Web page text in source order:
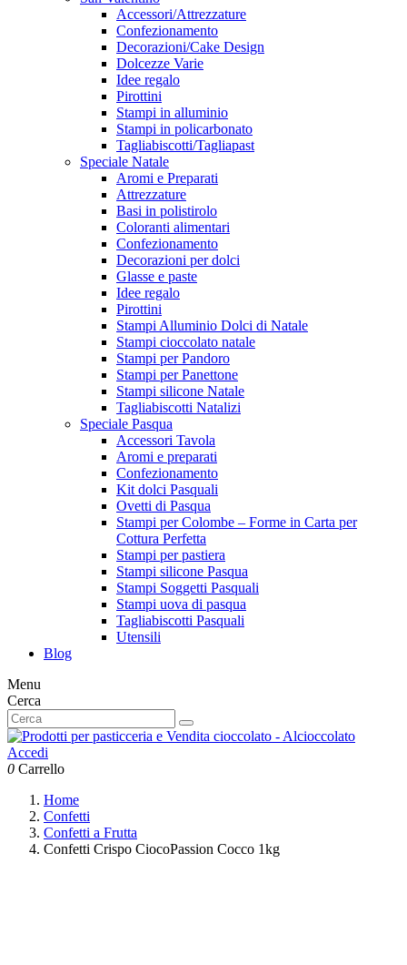
Accessori/Attrezzature
Confezionamento
Decorazioni/Cake Design
Dolcezze Varie
Idee regalo
Pirottini
Stampi in alluminio
Stampi in policarbonato
Tagliabiscotti/Tagliapast
Speciale Natale
Aromi e Preparati
Attrezzature
Basi in polistirolo
Coloranti alimentari
Confezionamento
Decorazioni per dolci
Glasse e paste
Idee regalo
Pirottini
Stampi Alluminio Dolci di Natale
Stampi cioccolato natale
Stampi per Pandoro
Stampi per Panettone
Stampi silicone Natale
Tagliabiscotti Natalizi
Speciale Pasqua
Accessori Tavola
Aromi e preparati
Confezionamento
Kit dolci Pasquali
Ovetti di Pasqua
Stampi per Colombe – Forme in Carta per
Cottura Perfetta
Stampi per pastiera
Stampi silicone Pasqua
Stampi Soggetti Pasquali
Stampi uova di pasqua
Tagliabiscotti Pasquali
Utensili
Blog
Menu
Cerca
Accedi
0 Carrello
Home
Confetti
Confetti a Frutta
Confetti Crispo CiocoPassion Cocco 1kg